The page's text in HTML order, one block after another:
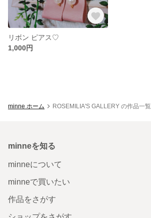
リボン ピアス♡
1,000円
minne ホーム ROSEMILIA'S GALLERY の作品一覧
minneを知る
minneについて
minneで買いたい
作品をさがす